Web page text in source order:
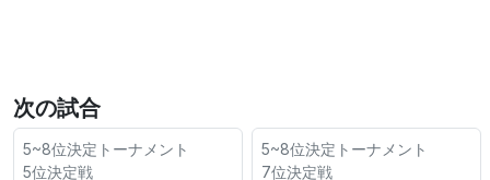
次の試合
5~8位決定トーナメント
5位決定戦
5~8位決定トーナメント
7位決定戦